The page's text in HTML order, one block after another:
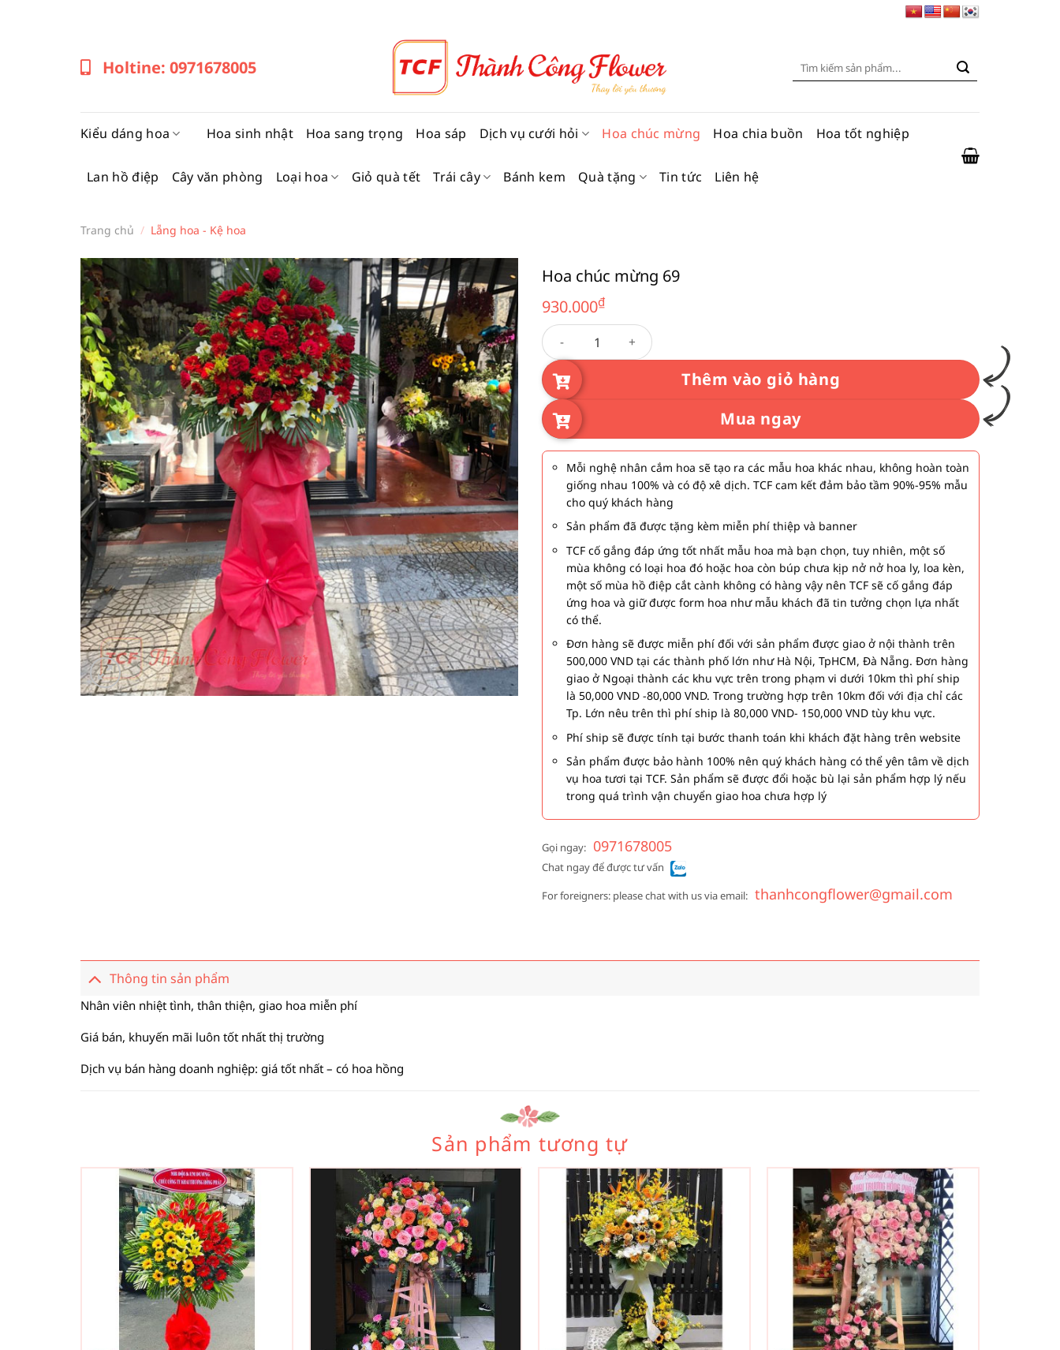
Holtine: 0971678005
Tìm
Kiểu dáng hoa Hoa sinh nhật Hoa sang trọng Hoa sáp Dịch vụ cưới hỏi Hoa chúc mừng Hoa chia buồn Hoa tốt nghiệp
Lan hồ điệp Cây văn phòng Loại hoa Giỏ quà tết Trái cây Bánh kem Quà tặng Tin tức Liên hệ
Trang chủ / Lẵng hoa - Kệ hoa
Hoa chúc mừng 69
930.000₫
Hoa chúc mừng 69 số lượng
Thêm vào giỏ hàng
Mua ngay
Mỗi nghệ nhân cắm hoa sẽ tạo ra các mẫu hoa khác nhau, không hoàn toàn
giống nhau 100% và có độ xê dịch. TCF cam kết đảm bảo tầm 90%-95% mẫu
cho quý khách hàng
Sản phẩm đã được tặng kèm miễn phí thiệp và banner
TCF cố gắng đáp ứng tốt nhất mẫu hoa mà bạn chọn, tuy nhiên, một số
mùa không có loại hoa đó hoặc hoa còn búp chưa kịp nở nở hoa ly, loa kèn,
một số mùa hồ điệp cắt cành không có hàng vậy nên TCF sẽ cố gắng đáp
ứng hoa và giữ được form hoa như mẫu khách đã tin tưởng chọn lựa nhất
có thể.
Đơn hàng sẽ được miễn phí đối với sản phẩm được giao ở nội thành trên
500,000 VND tại các thành phố lớn như Hà Nội, TpHCM, Đà Nẵng. Đơn hàng
giao ở Ngoại thành các khu vực trên trong phạm vi dưới 10km thì phí ship
là 50,000 VND -80,000 VND. Trong trường hợp trên 10km đối với địa chỉ các
Tp. Lớn nêu trên thì phí ship là 80,000 VND- 150,000 VND tùy khu vực.
Phí ship sẽ được tính tại bước thanh toán khi khách đặt hàng trên website
Sản phẩm được bảo hành 100% nên quý khách hàng có thể yên tâm về dịch
vụ hoa tươi tại TCF. Sản phẩm sẽ được đổi hoặc bù lại sản phẩm hợp lý nếu
trong quá trình vận chuyển giao hoa chưa hợp lý
Gọi ngay: 0971678005
Chat ngay để được tư vấn
For foreigners: please chat with us via email: thanhcongflower@gmail.com
Thông tin sản phẩm
Nhân viên nhiệt tình, thân thiện, giao hoa miễn phí
Giá bán, khuyến mãi luôn tốt nhất thị trường
Dịch vụ bán hàng doanh nghiệp: giá tốt nhất – có hoa hồng
Sản phẩm tương tự